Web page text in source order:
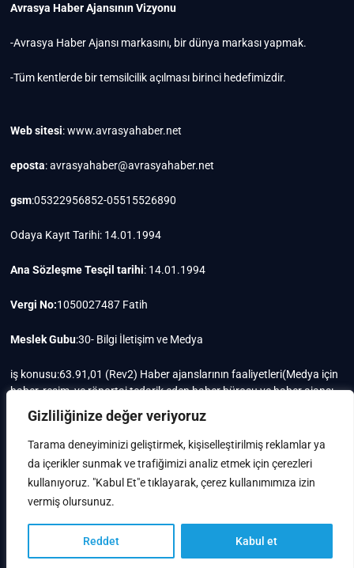
Gizliliğinize değer veriyoruz
Tarama deneyiminizi geliştirmek, kişiselleştirilmiş reklamlar ya
da içerikler sunmak ve trafiğimizi analiz etmek için çerezleri
kullanıyoruz. "Kabul Et"e tıklayarak, çerez kullanımımıza izin
vermiş olursunuz.
Reddet Kabul et
Avrasya Haber Ajansının Vizyonu
-Avrasya Haber Ajansı markasını, bir dünya markası yapmak.
-Tüm kentlerde bir temsilcilik açılması birinci hedefimizdir.
Web sitesi: www.avrasyahaber.net
eposta: avrasyahaber@avrasyahaber.net
gsm:05322956852-05515526890
Odaya Kayıt Tarihi: 14.01.1994
Ana Sözleşme Tesçil tarihi: 14.01.1994
Vergi No:1050027487 Fatih
Meslek Gubu:30- Bilgi İletişim ve Medya
iş konusu:63.91,01 (Rev2) Haber ajanslarının faaliyetleri(Medya için
haber, resim, ve röportaj tedarik eden haber bürosu ve haber ajansı
faaliyetleri)iştigal konusu ile ilgili olarak fotoğrafçılık, filimcilik,
yayıncılık, prodöktörlük, reklamcılık işleri ile Ana sözleşmede yazılı
olan diğer işleri yapar.
Mersis No: 0105002748700015
| Designed by: WordPress| © Copyright All right
reserved
Türkçe